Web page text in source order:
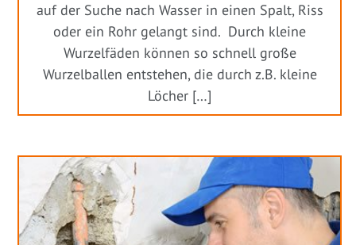
auf der Suche nach Wasser in einen Spalt, Riss
oder ein Rohr gelangt sind. Durch kleine
Wurzelfäden können so schnell große
Wurzelballen entstehen, die durch z.B. kleine
Löcher […]